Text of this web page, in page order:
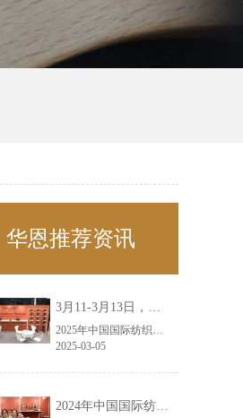
华恩推荐资讯
3月11-3月13日，华恩诚邀您共赴上海面辅料春夏展——华恩
2025年中国国际纺织面料及辅料（春夏）博览会即将盛大开启！感谢您对华恩品牌的关注！3.11-3.13，杭州华恩（LEMONLEE）诚邀您共赴这场春日的宴会！
2025-03-05
2024年中国国际纺织面料及辅料（秋冬）博览会完美收官！——华恩